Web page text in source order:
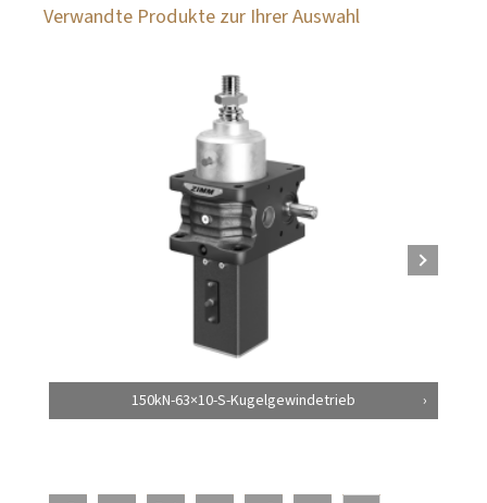
Verwandte Produkte zur Ihrer Auswahl
150kN-63×10-S-Kugelgewindetrieb